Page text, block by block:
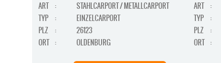
ART :
STAHLCARPORT / METALLCARPORT
TYP
:
EINZELCARPORT
PLZ
:
26123
ORT : OLDENBURG
ART
:
TYP
:
PLZ
:
ORT :